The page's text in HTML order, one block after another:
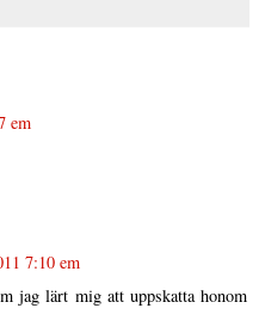
em
7:10 em
jag lärt mig att uppskatta honom